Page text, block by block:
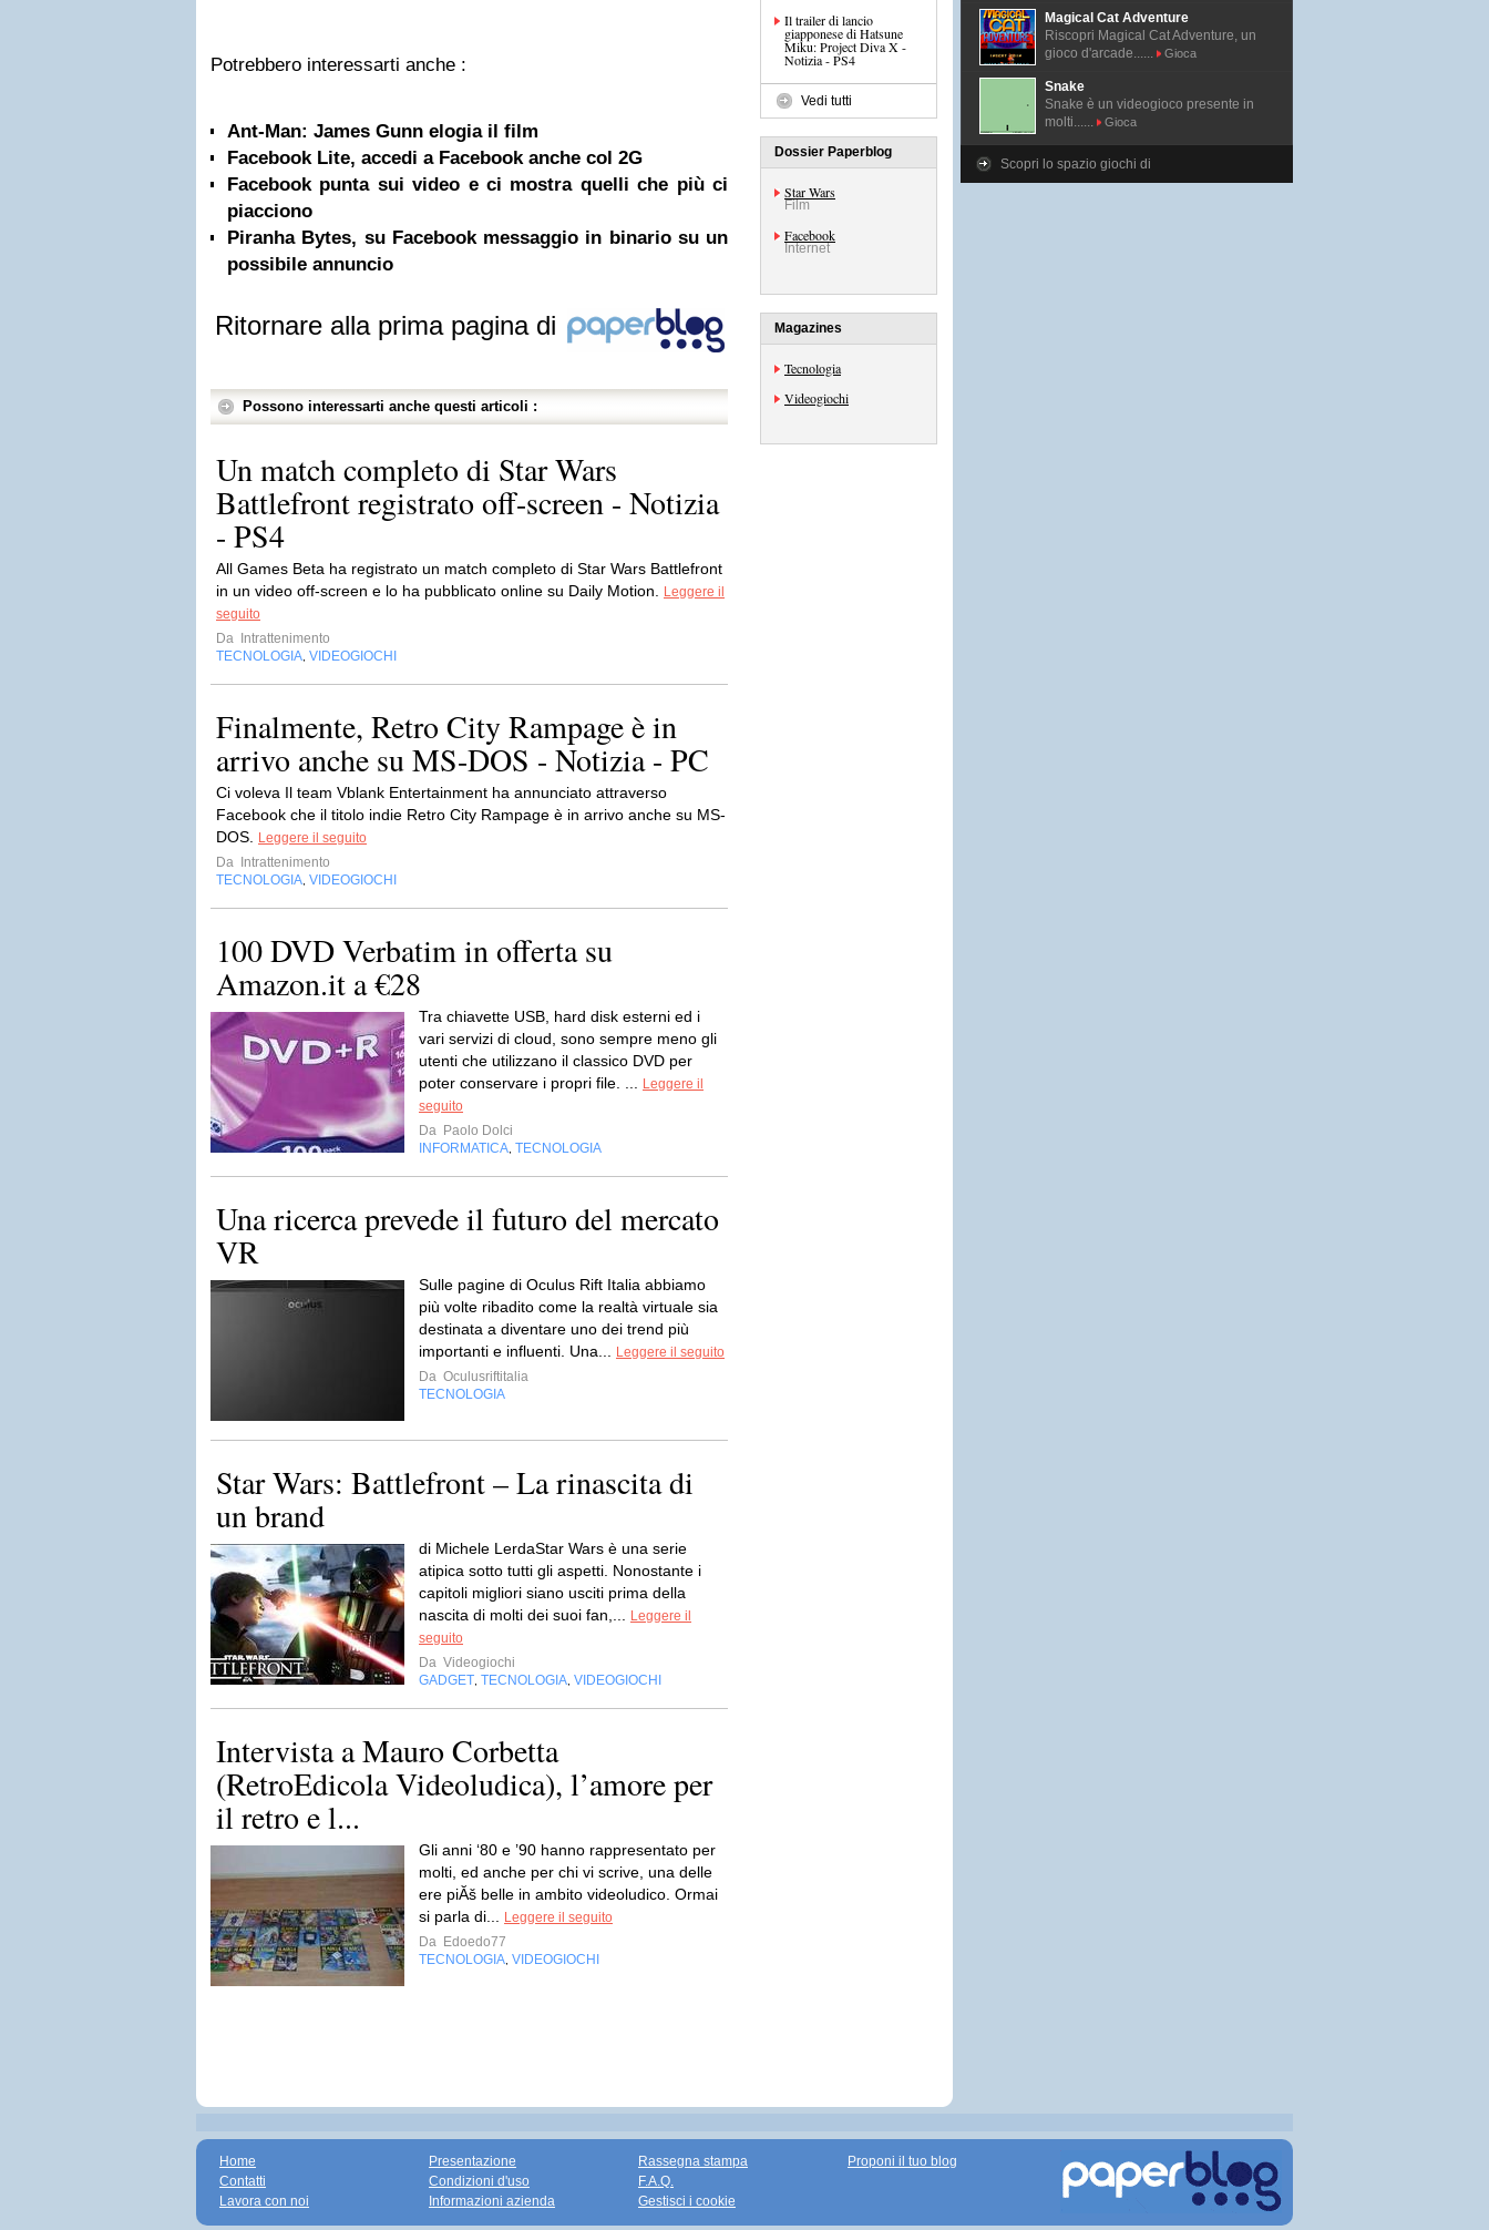
Potrebbero interessarti anche :
Ant-Man: James Gunn elogia il film
Facebook Lite, accedi a Facebook anche col 2G
Facebook punta sui video e ci mostra quelli che più ci
piacciono
Piranha Bytes, su Facebook messaggio in binario su un
possibile annuncio
Ritornare alla prima pagina di
Possono interessarti anche questi articoli :
Un match completo di Star Wars
Battlefront registrato off-screen - Notizia
- PS4
All Games Beta ha registrato un match completo di Star Wars Battlefront
in un video off-screen e lo ha pubblicato online su Daily Motion.
Leggere il
seguito
Da
Intrattenimento
TECNOLOGIA VIDEOGIOCHI
Finalmente, Retro City Rampage è in
arrivo anche su MS-DOS - Notizia - PC
Ci voleva Il team Vblank Entertainment ha annunciato attraverso
Facebook che il titolo indie Retro City Rampage è in arrivo anche su MS-
DOS.
Leggere il seguito
Da
Intrattenimento
TECNOLOGIA VIDEOGIOCHI
100 DVD Verbatim in offerta su
Amazon.it a €28
Tra chiavette USB, hard disk esterni ed i
vari servizi di cloud, sono sempre meno gli
utenti che utilizzano il classico DVD per
poter conservare i propri file. ...
Leggere il
seguito
Da Paolo Dolci
INFORMATICA TECNOLOGIA
Una ricerca prevede il futuro del mercato
VR
Sulle pagine di Oculus Rift Italia abbiamo
più volte ribadito come la realtà virtuale sia
destinata a diventare uno dei trend più
importanti e influenti. Una...
Leggere il seguito
Da Oculusriftitalia
TECNOLOGIA
Star Wars: Battlefront – La rinascita di
un brand
di Michele LerdaStar Wars è una serie
atipica sotto tutti gli aspetti. Nonostante i
capitoli migliori siano usciti prima della
nascita di molti dei suoi fan,...
Leggere il
seguito
Da Videogiochi
GADGET TECNOLOGIA VIDEOGIOCHI
Intervista a Mauro Corbetta
(RetroEdicola Videoludica), l’amore per
il retro e l...
Gli anni ‘80 e ’90 hanno rappresentato per
molti, ed anche per chi vi scrive, una delle
ere piĂš belle in ambito videoludico. Ormai
si parla di...
Leggere il seguito
Da Edoedo77
TECNOLOGIA VIDEOGIOCHI
Il trailer di lancio
giapponese di Hatsune
Miku: Project Diva X -
Notizia - PS4
Vedi tutti
Dossier Paperblog
Star Wars
Film
Facebook
Internet
Magazines
Tecnologia
Videogiochi
Magical Cat Adventure
Riscopri Magical Cat Adventure, un
gioco d'arcade......
Gioca
Snake
Snake è un videogioco presente in
molti......
Gioca
Scopri lo spazio giochi di
Home
Contatti
Lavora con noi
Presentazione
Condizioni d'uso
Informazioni azienda
Rassegna stampa
F.A.Q.
Gestisci i cookie
Proponi il tuo blog